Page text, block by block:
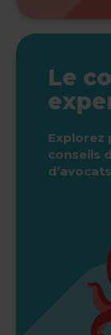
Le
Explorez
conseils
d’avocats